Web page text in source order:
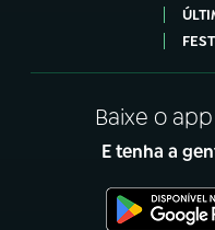
Baixe o
E tenha a